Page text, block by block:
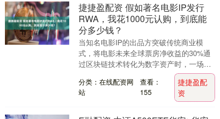
捷捷盈配资 假如著名电影IP发行
RWA，我花1000元认购，到底能
分多少钱？
当知名电影IP的出品方突破传统商业模
式，将电影未来全球票房净收益的30%通
过区块链技术转化为数字资产时，一场金
融创新实验就此展开。这些名为RWA（真
实世界资产）....
分类：在线配资网
站
查看：
155
捷捷盈配
资